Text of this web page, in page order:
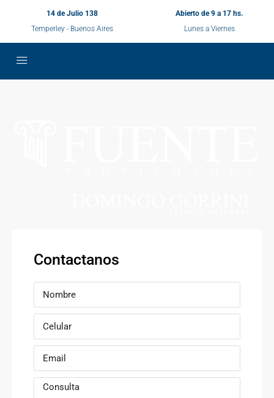
14 de Julio 138
Temperley - Buenos Aires
Abierto de 9 a 17 hs.
Lunes a Viernes
Contactanos